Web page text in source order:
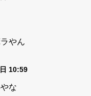
やん
10:59
な